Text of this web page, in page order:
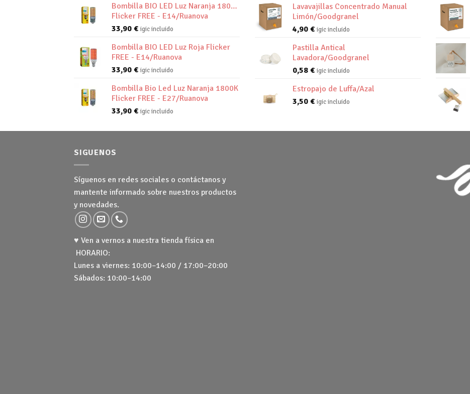
Bombilla BIO LED Luz Naranja 1800K
Flicker FREE - E14/Ruanova
33,90 € igic incluido
Bombilla BIO LED Luz Roja Flicker
FREE - E14/Ruanova
33,90 € igic incluido
Bombilla Bio Led Luz Naranja 1800K
Flicker FREE - E27/Ruanova
33,90 € igic incluido
Lavavajillas Concentrado Manual
Limón/Goodgranel
4,90 € igic incluido
Pastilla Antical
Lavadora/Goodgranel
0,58 € igic incluido
Estropajo de Luffa/Azal
3,50 € igic incluido
SIGUENOS
Síguenos en redes sociales o contáctanos y
mantente informado sobre nuestros productos
y novedades.
♥ Ven a vernos a nuestra tienda física en
HORARIO:
Lunes a viernes: 10:00–14:00 / 17:00–20:00
Sábados: 10:00–14:00